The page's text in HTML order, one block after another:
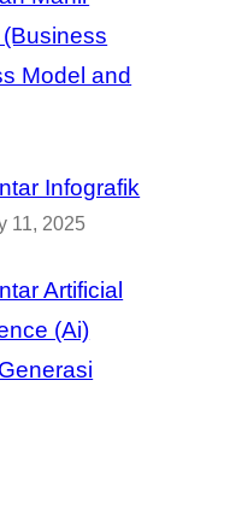
Model and
Infografik
11, 2025
Artificial
(Ai)